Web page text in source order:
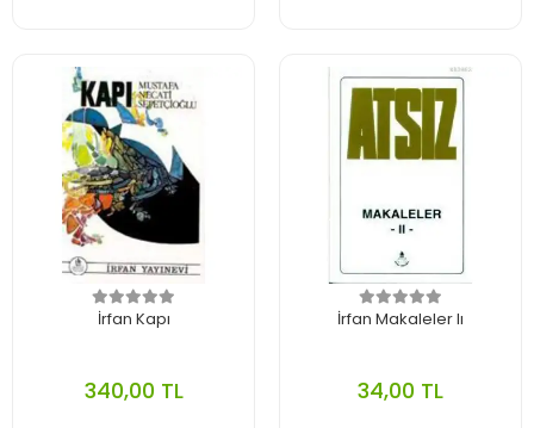
İrfan Kapı
340,00 TL
İrfan Makaleler Iı
34,00 TL